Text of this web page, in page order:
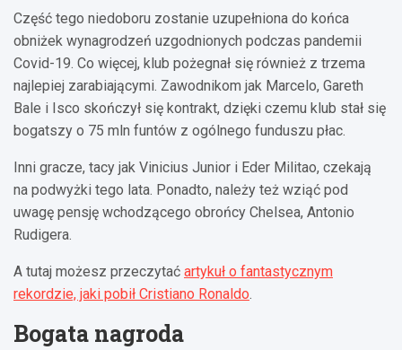
Część tego niedoboru zostanie uzupełniona do końca
obniżek wynagrodzeń uzgodnionych podczas pandemii
Covid-19. Co więcej, klub pożegnał się również z trzema
najlepiej zarabiającymi. Zawodnikom jak Marcelo, Gareth
Bale i Isco skończył się kontrakt, dzięki czemu klub stał się
bogatszy o 75 mln funtów z ogólnego funduszu płac.
Inni gracze, tacy jak Vinicius Junior i Eder Militao, czekają
na podwyżki tego lata. Ponadto, należy też wziąć pod
uwagę pensję wchodzącego obrońcy Chelsea, Antonio
Rudigera.
A tutaj możesz przeczytać artykuł o fantastycznym
rekordzie, jaki pobił Cristiano Ronaldo.
Bogata nagroda